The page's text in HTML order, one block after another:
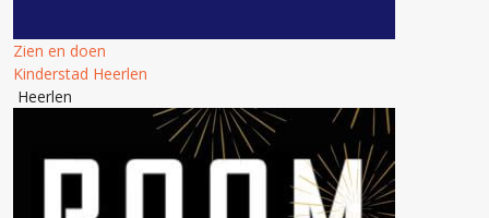
Zien en doen
Kinderstad Heerlen
Heerlen